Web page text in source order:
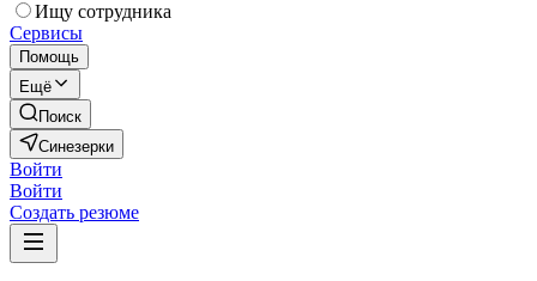
Ищу сотрудника
Сервисы
Помощь
Ещё
Поиск
Синезерки
Войти
Войти
Создать резюме